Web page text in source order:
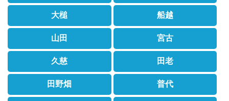
大槌 船越
山田 宮古
久慈 田老
田野畑 普代